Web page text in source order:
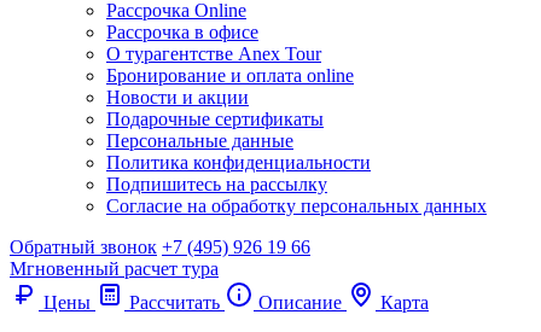
Рассрочка Online
Рассрочка в офисе
О турагентстве Anex Tour
Бронирование и оплата online
Новости и акции
Подарочные сертификаты
Персональные данные
Политика конфиденциальности
Подпишитесь на рассылку
Согласие на обработку персональных данных
Обратный звонок +7 (495) 926 19 66
Мгновенный расчет тура
Цены
Рассчитать Описание
Карта